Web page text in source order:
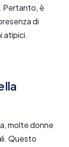
Pertanto, è
di
atipici.
molte donne
Questo